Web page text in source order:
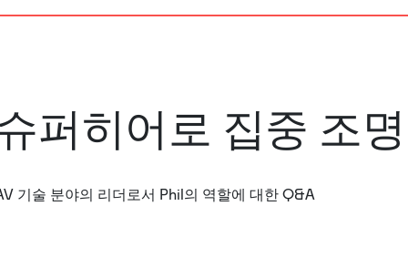
퍼히어로 집중 조명
기술 분야의 리더로서 Phil의 역할에 대한 Q&A